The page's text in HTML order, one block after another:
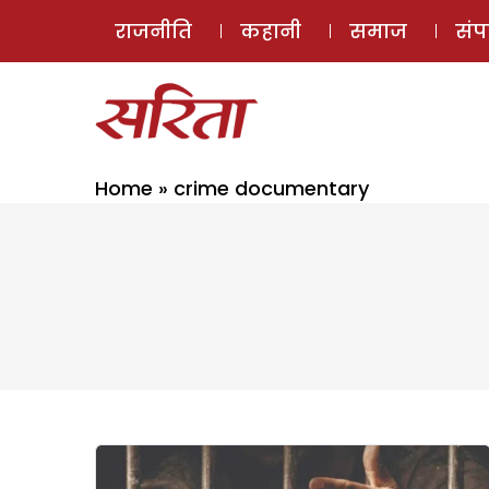
राजनीति कहानी समाज
Home » crime documentary